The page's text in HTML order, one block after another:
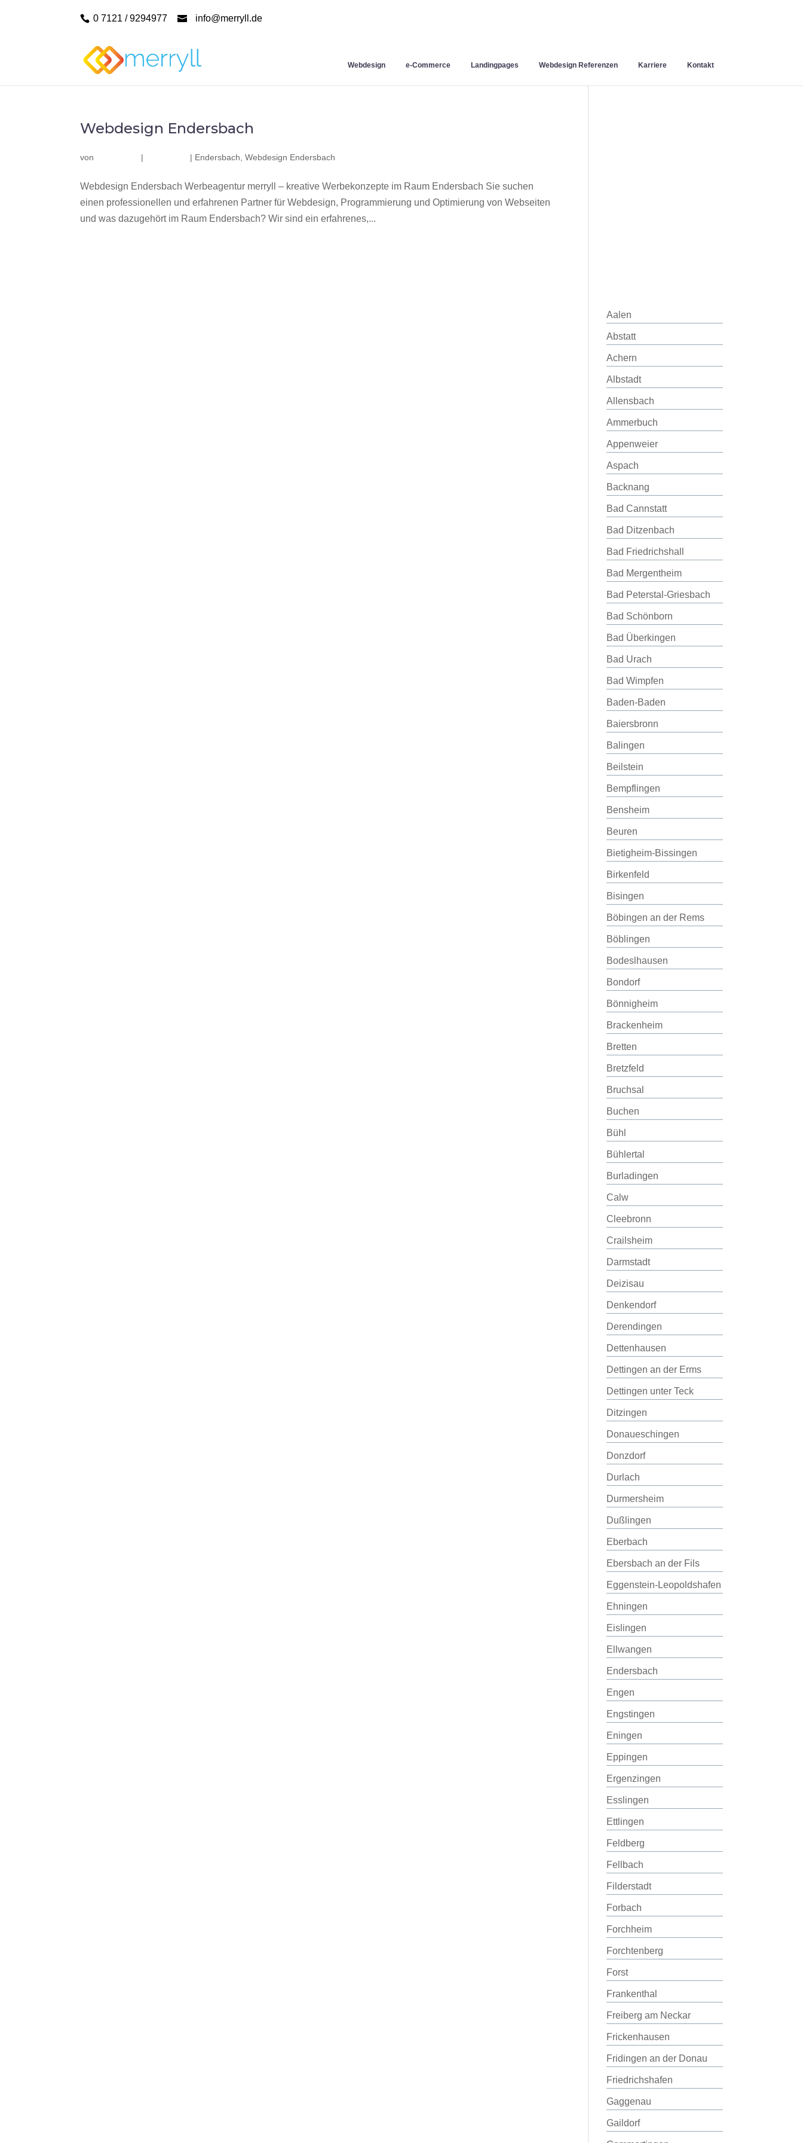
0 7121 / 9294977 info@merryll.de
Webdesign e-Commerce Landingpages Webdesign Referenzen Karriere Kontakt
Webdesign Endersbach
von | | Endersbach ,Webdesign Endersbach
Webdesign Endersbach Werbeagentur merryll – kreative Werbekonzepte im Raum Endersbach Sie suchen
einen professionellen und erfahrenen Partner für Webdesign, Programmierung und Optimierung von Webseiten
und was dazugehört im Raum Endersbach? Wir sind ein erfahrenes,...
Aalen
Abstatt
Achern
Albstadt
Allensbach
Ammerbuch
Appenweier
Aspach
Backnang
Bad Cannstatt
Bad Ditzenbach
Bad Friedrichshall
Bad Mergentheim
Bad Peterstal-Griesbach
Bad Schönborn
Bad Überkingen
Bad Urach
Bad Wimpfen
Baden-Baden
Baiersbronn
Balingen
Beilstein
Bempflingen
Bensheim
Beuren
Bietigheim-Bissingen
Birkenfeld
Bisingen
Böbingen an der Rems
Böblingen
Bodeslhausen
Bondorf
Bönnigheim
Brackenheim
Bretten
Bretzfeld
Bruchsal
Buchen
Bühl
Bühlertal
Burladingen
Calw
Cleebronn
Crailsheim
Darmstadt
Deizisau
Denkendorf
Derendingen
Dettenhausen
Dettingen an der Erms
Dettingen unter Teck
Ditzingen
Donaueschingen
Donzdorf
Durlach
Durmersheim
Dußlingen
Eberbach
Ebersbach an der Fils
Eggenstein-Leopoldshafen
Ehningen
Eislingen
Ellwangen
Endersbach
Engen
Engstingen
Eningen
Eppingen
Ergenzingen
Esslingen
Ettlingen
Feldberg
Fellbach
Filderstadt
Forbach
Forchheim
Forchtenberg
Forst
Frankenthal
Freiberg am Neckar
Frickenhausen
Fridingen an der Donau
Friedrichshafen
Gaggenau
Gaildorf